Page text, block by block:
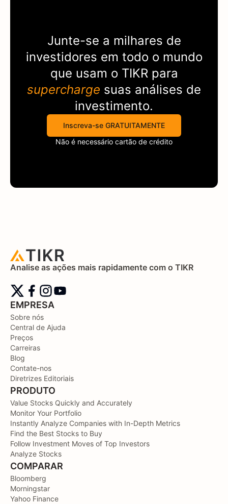
Junte-se a milhares de
investidores em todo o mundo
que usam o TIKRpara
supercharge suas análises de
investimento.
Inscreva-se GRATUITAMENTE
Não é necessário cartão de crédito
Analise as ações mais rapidamente com o TIKR
EMPRESA
Sobre nós
Central de Ajuda
Preços
Carreiras
Blog
Contate-nos
Diretrizes Editoriais
PRODUTO
Value Stocks Quickly and Accurately
Monitor Your Portfolio
Instantly Analyze Companies with In-Depth Metrics
Find the Best Stocks to Buy
Follow Investment Moves of Top Investors
Analyze Stocks
COMPARAR
Bloomberg
Morningstar
Yahoo Finance